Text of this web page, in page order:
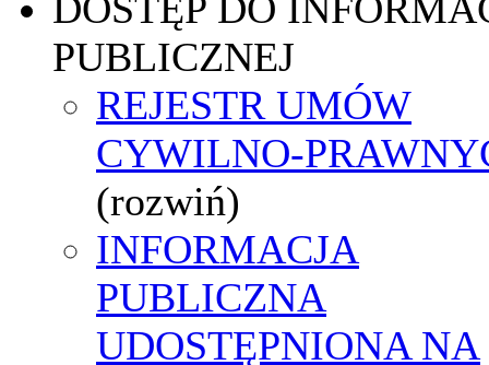
PUBLICZNEJ
REJESTR UMÓW
CYWILNO-
(rozwiń)
INFORMACJA
PUBLICZNA
UDOSTĘPNIONA NA